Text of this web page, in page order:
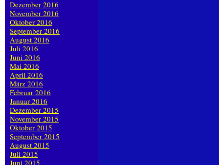
Dezember 2016
November 2016
Oktober 2016
September 2016
August 2016
Juli 2016
Juni 2016
Mai 2016
April 2016
März 2016
Februar 2016
Januar 2016
Dezember 2015
November 2015
Oktober 2015
September 2015
August 2015
Juli 2015
Juni 2015